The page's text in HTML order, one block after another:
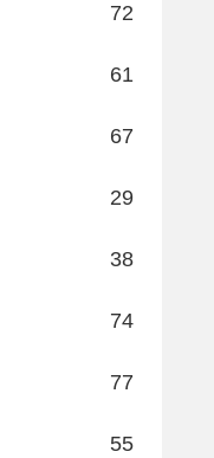
72
61
67
29
38
74
77
55